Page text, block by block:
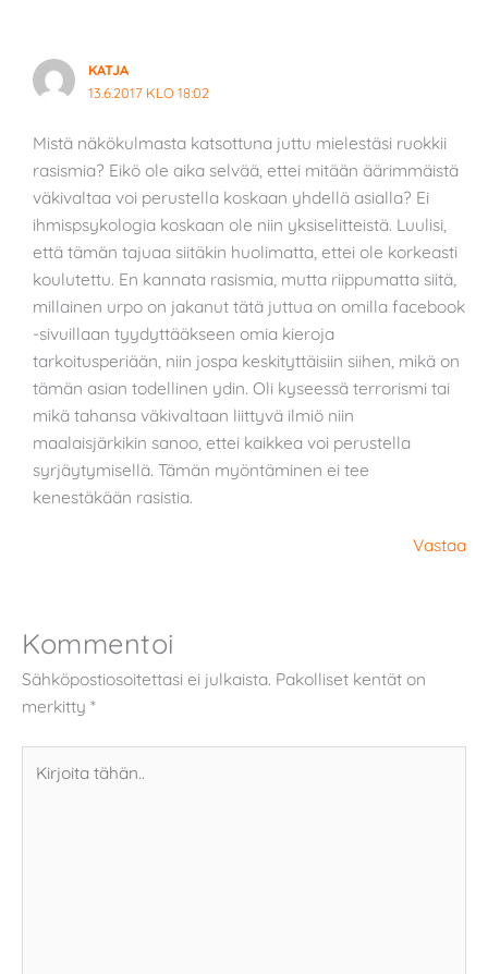
KATJA
13.6.2017 KLO 18:02
Mistä näkökulmasta katsottuna juttu mielestäsi ruokkii
rasismia? Eikö ole aika selvää, ettei mitään äärimmäistä
väkivaltaa voi perustella koskaan yhdellä asialla? Ei
ihmispsykologia koskaan ole niin yksiselitteistä. Luulisi,
että tämän tajuaa siitäkin huolimatta, ettei ole korkeasti
koulutettu. En kannata rasismia, mutta riippumatta siitä,
millainen urpo on jakanut tätä juttua on omilla facebook
-sivuillaan tyydyttääkseen omia kieroja
tarkoitusperiään, niin jospa keskityttäisiin siihen, mikä on
tämän asian todellinen ydin. Oli kyseessä terrorismi tai
mikä tahansa väkivaltaan liittyvä ilmiö niin
maalaisjärkikin sanoo, ettei kaikkea voi perustella
syrjäytymisellä. Tämän myöntäminen ei tee
kenestäkään rasistia.
Vastaa
Kommentoi
Sähköpostiosoitettasi ei julkaista. Pakolliset kentät on
merkitty *
tähän..